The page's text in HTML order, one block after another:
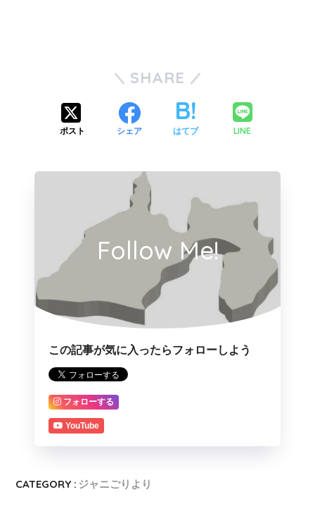
SHARE
ポスト シェア はてブ LINE
Follow Me!
この記事が気に入ったらフォローしよう
フォローする
YouTube
CATEGORY : ジャニごりより